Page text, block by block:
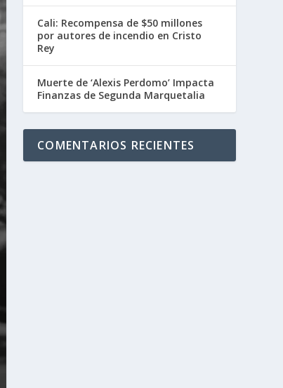
Cali: Recompensa de $50 millones
por autores de incendio en Cristo
Rey
Muerte de ‘Alexis Perdomo’ Impacta
Finanzas de Segunda Marquetalia
COMENTARIOS RECIENTES